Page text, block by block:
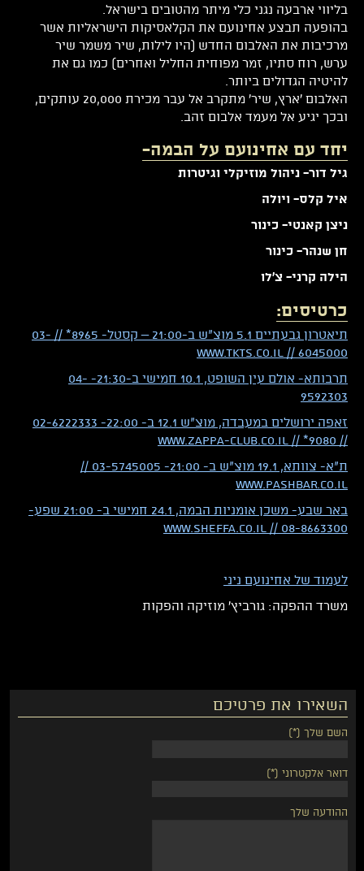
בליווי ארבעה נגני כלי מיתר מהטובים בישראל.
בהופעה תבצע אחינועם את הקלאסיקות הישראליות אשר
מרכיבות את האלבום החדש (היו לילות, שיר משמר שיר
ערש, רוח סתיו, זמר מפוחית החליל ואחרים) כמו גם את
להיטיה הגדולים ביותר.
האלבום 'ארץ, שיר' מתקרב אל עבר מכירת 20,000 עותקים,
ובכך יגיע אל מעמד אלבום זהב.
יחד עם אחינועם על הבמה-
גיל דור- ניהול מוזיקלי וגיטרות
איל קלס- ויולה
ניצן קאנטי- כינור
חן שנהר- כינור
הילה קרני- צ'לו
כרטיסים:
תיאטרון גבעתיים 5.1 מוצ"ש ב-21:00 – קסטל- 8965* // 03-
6045000 // www.TKTS.co.il
תרבותא- אולם עין השופט, 10.1 חמישי ב-21:30- 04-
9592303
זאפה ירושלים במעבדה, מוצ"ש 12.1 ב- 22:00- 02-6222333
// 9080* // www.zappa-club.co.il
ת"א- צוותא, 19.1 מוצ"ש ב- 21:00- 03-5745005 //
www.pashbar.co.il
באר שבע- משכן אומניות הבמה, 24.1 חמישי ב- 21:00 שפע-
08-8663300 // www.sheffa.co.il
לעמוד של אחינועם ניני
משרד ההפקה: גורביץ' מוזיקה והפקות
השאירו את פרטיכם
השם שלך (*)
דואר אלקטרוני (*)
ההודעה שלך